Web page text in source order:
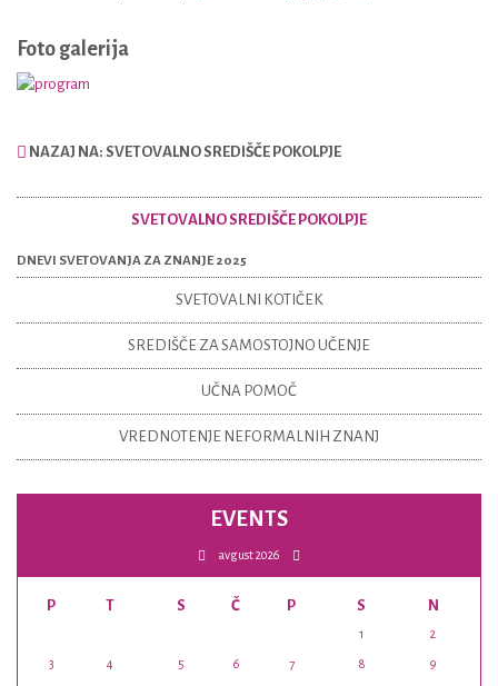
Foto galerija
NAZAJ NA: SVETOVALNO SREDIŠČE POKOLPJE
SVETOVALNO SREDIŠČE POKOLPJE
DNEVI SVETOVANJA ZA ZNANJE 2025
SVETOVALNI KOTIČEK
SREDIŠČE ZA SAMOSTOJNO UČENJE
UČNA POMOČ
VREDNOTENJE NEFORMALNIH ZNANJ
EVENTS
avgust 2026
P T S Č P S N
1 2
3 4 5 6 7 8 9